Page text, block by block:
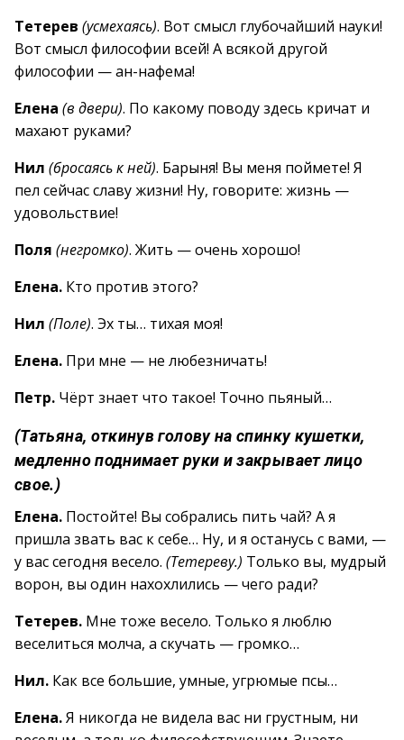
Тетерев (усмехаясь). Вот смысл глубочайший науки!
Вот смысл философии всей! А всякой другой
философии — ан-нафема!
Елена (в двери). По какому поводу здесь кричат и
махают руками?
Нил (бросаясь к ней). Барыня! Вы меня поймете! Я
пел сейчас славу жизни! Ну, говорите: жизнь —
удовольствие!
Поля (негромко). Жить — очень хорошо!
Елена. Кто против этого?
Нил (Поле). Эх ты… тихая моя!
Елена. При мне — не любезничать!
Петр. Чёрт знает что такое! Точно пьяный…
(Татьяна, откинув голову на спинку кушетки,
медленно поднимает руки и закрывает лицо
свое.)
Елена. Постойте! Вы собрались пить чай? А я
пришла звать вас к себе… Ну, и я останусь с вами, —
у вас сегодня весело. (Тетереву.) Только вы, мудрый
ворон, вы один нахохлились — чего ради?
Тетерев. Мне тоже весело. Только я люблю
веселиться молча, а скучать — громко…
Нил. Как все большие, умные, угрюмые псы…
Елена.Я никогда не видела вас ни грустным, ни